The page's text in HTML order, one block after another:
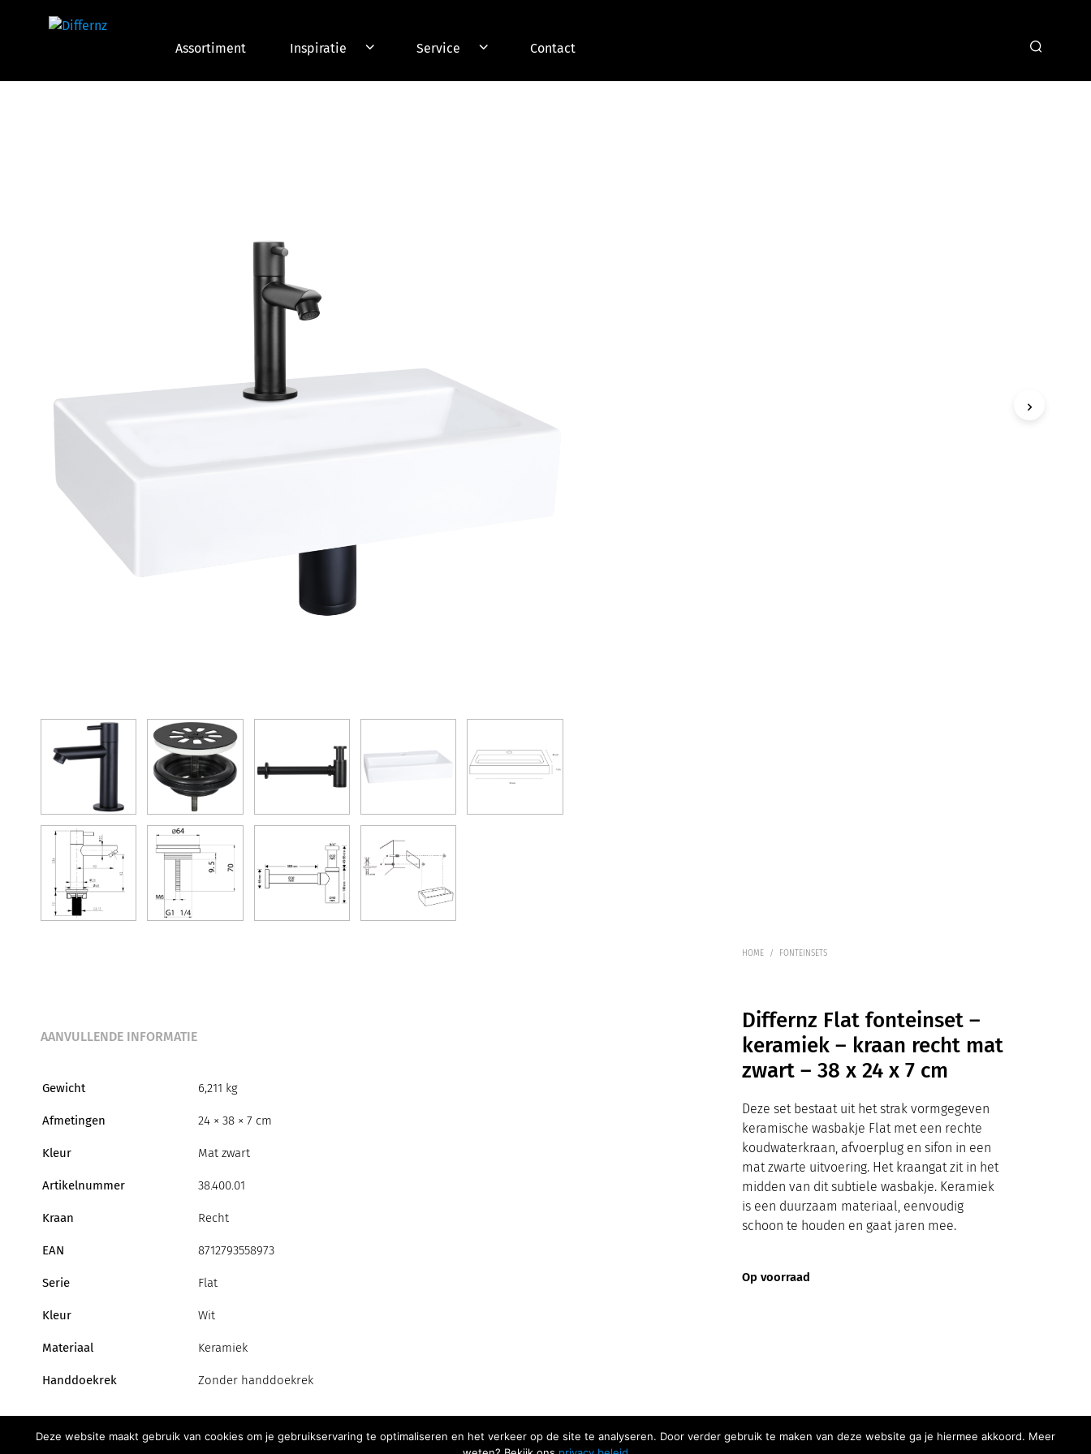
Assortiment Inspiratie Service Contact
HOME / FONTEINSETS
Differnz Flat fonteinset –
keramiek – kraan recht mat
zwart – 38 x 24 x 7 cm
Deze set bestaat uit het strak vormgegeven
keramische wasbakje Flat met een rechte
koudwaterkraan, afvoerplug en sifon in een
mat zwarte uitvoering. Het kraangat zit in het
midden van dit subtiele wasbakje. Keramiek
is een duurzaam materiaal, eenvoudig
schoon te houden en gaat jaren mee.
Op voorraad
AANVULLENDE INFORMATIE
Gewicht 6,211 kg
Afmetingen 24 × 38 × 7 cm
Kleur Mat zwart
Artikelnummer 38.400.01
Kraan Recht
EAN 8712793558973
Serie Flat
Kleur Wit
Materiaal Keramiek
Handdoekrek Zonder handdoekrek
Deze website maakt gebruik van cookies om je gebruikservaring te optimaliseren en het verkeer op de site te analyseren. Door verder gebruik te maken van deze website ga je hiermee akkoord. Meer